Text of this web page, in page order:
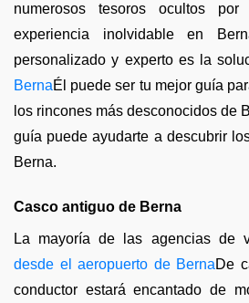
numerosos tesoros ocultos
experiencia inolvidable en
personalizado y experto es la
BernaÉl puede ser tu mejor guía
los rincones más desconocidos de
guía puede ayudarte a descubrir
Berna.
Casco antiguo de Berna
La mayoría de las agencias de
desde el aeropuerto de BernaDe
conductor estará encantado de